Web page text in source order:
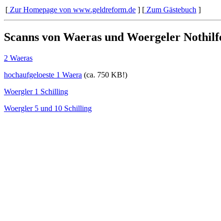
[ Zur Homepage von www.geldreform.de ] [ Zum Gästebuch ]
Scanns von Waeras und Woergeler
2 Waeras
hochaufgeloeste 1 Waera (ca. 750 KB!)
Woergler 1 Schilling
Woergler 5 und 10 Schilling